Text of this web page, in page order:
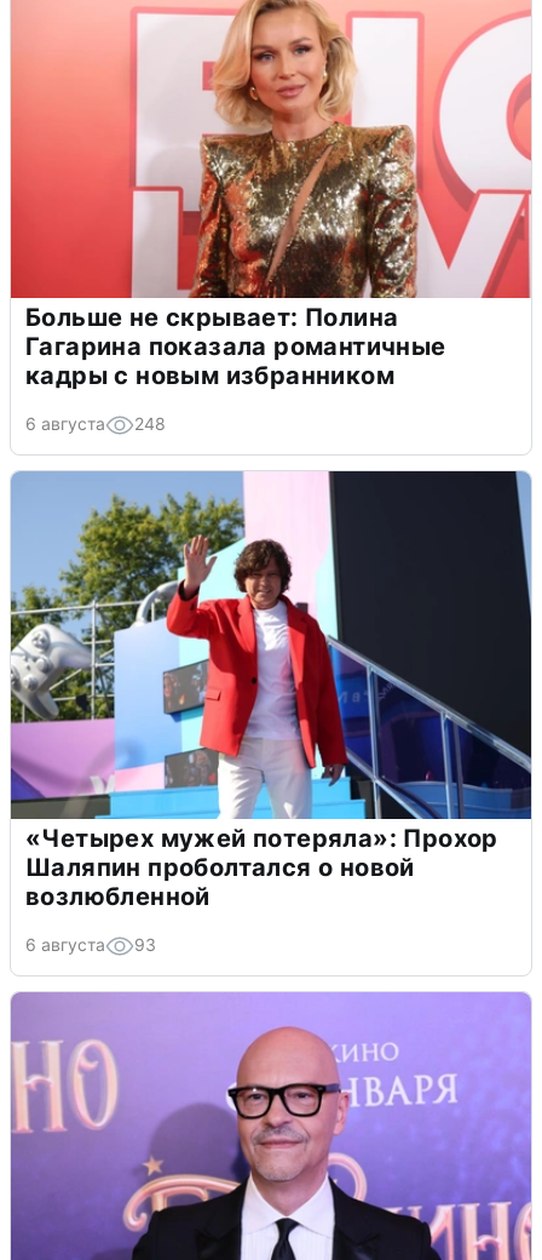
Больше не скрывает: Полина
Гагарина показала романтичные
кадры с новым избранником
6 августа 248
«Четырех мужей потеряла»: Прохор
Шаляпин проболтался о новой
возлюбленной
6 августа 93